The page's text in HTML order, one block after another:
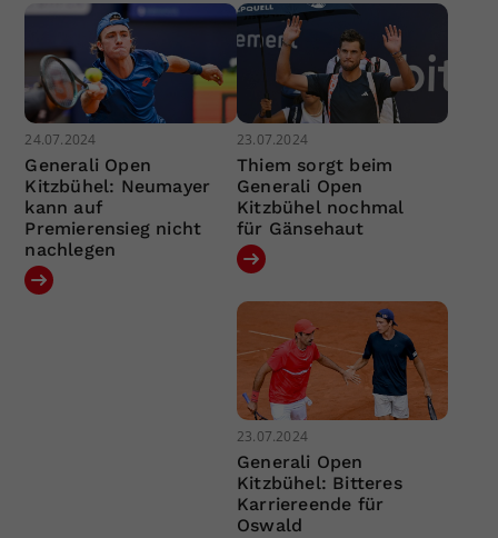
24.07.2024
Generali Open
Kitzbühel: Neumayer
kann auf
Premierensieg nicht
nachlegen
23.07.2024
Thiem sorgt beim
Generali Open
Kitzbühel nochmal
für Gänsehaut
23.07.2024
Generali Open
Kitzbühel: Bitteres
Karriereende für
Oswald